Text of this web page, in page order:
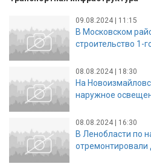
09.08.2024 | 11:15
В Московском
строительство 1-
08.08.2024 | 18:30
На
наружное
08.08.2024 | 16:30
В Ленобласти по
отремонтировали